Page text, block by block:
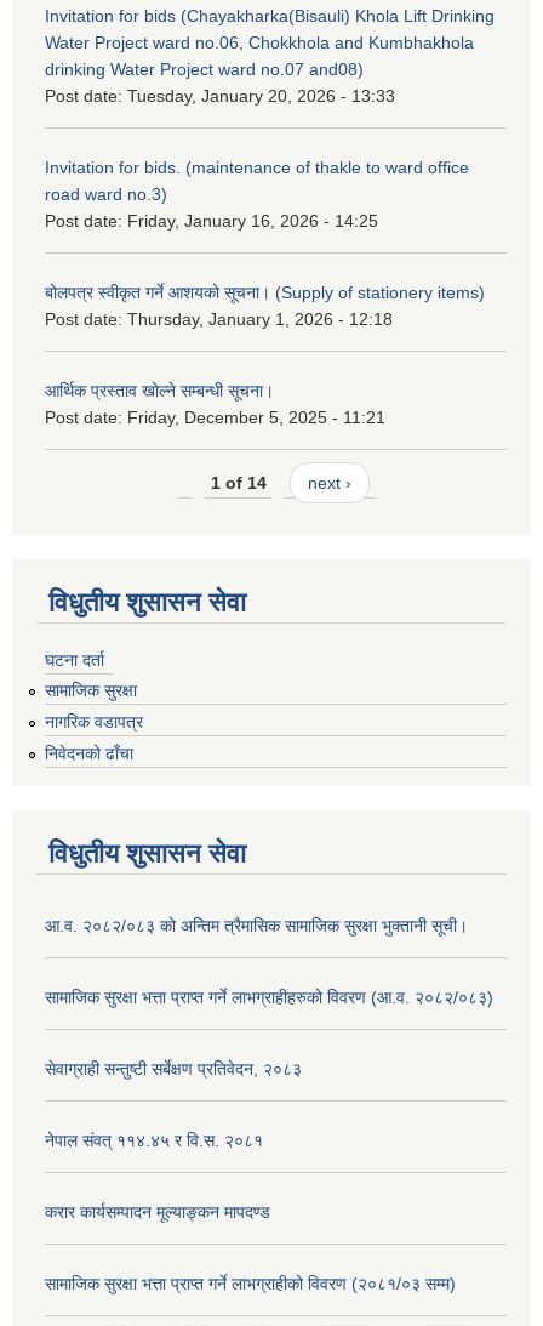
Invitation for bids (Chayakharka(Bisauli) Khola Lift Drinking
Water Project ward no.06, Chokkhola and Kumbhakhola
drinking Water Project ward no.07 and08)
Post date: Tuesday, January 20, 2026 - 13:33
Invitation for bids. (maintenance of thakle to ward office
road ward no.3)
Post date: Friday, January 16, 2026 - 14:25
बोलपत्र स्वीकृत गर्ने आशयको सूचना। (Supply of stationery items)
Post date: Thursday, January 1, 2026 - 12:18
आर्थिक प्रस्ताव खोल्ने सम्बन्धी सूचना।
Post date: Friday, December 5, 2025 - 11:21
1 of 14 next ›
विधुतीय शुसासन सेवा
घटना दर्ता
सामाजिक सुरक्षा
नागरिक वडापत्र
निवेदनको ढाँचा
विधुतीय शुसासन सेवा
आ.व. २०८२/०८३ को अन्तिम त्रैमासिक सामाजिक सुरक्षा भुक्तानी सूची।
सामाजिक सुरक्षा भत्ता प्राप्त गर्ने लाभग्राहीहरुको विवरण (आ.व. २०८२/०८३)
सेवाग्राही सन्तुष्टी सर्बेक्षण प्रतिवेदन, २०८३
नेपाल संवत् ११४.४५ र वि.स. २०८१
करार कार्यसम्पादन मूल्याङ्कन मापदण्ड
सामाजिक सुरक्षा भत्ता प्राप्त गर्ने लाभग्राहीको विवरण (२०८१/०३ सम्म)